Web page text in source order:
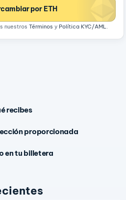
por ETH
nuestros Términos y Política KYC/AML.
recibes
proporcionada
en tu billetera